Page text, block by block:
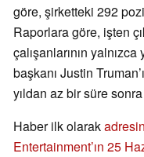
göre, şirketteki 292
Raporlara göre, işten
çalışanlarının
başkanı Justin
yıldan az bir süre
Haber ilk olarak
Entertainment’ın 25